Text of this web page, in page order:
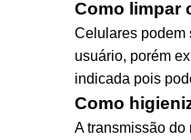
Como limpar
Celulares podem
usuário, porém
indicada pois
Como
A transmissão